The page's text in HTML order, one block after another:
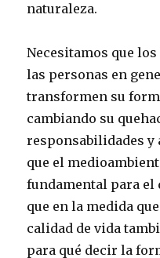
naturaleza.
Necesitamos que
las personas en
transformen su
cambiando su
responsabilidades y
que el
fundamental para el
que en la medida
calidad de vida
para qué decir la